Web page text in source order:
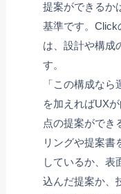
提案ができるか
基準です。
は、設計や構成
す。
「この構成な
を加えればUX
点の提案ができ
リングや提案書
しているか、表
込んだ提案か、